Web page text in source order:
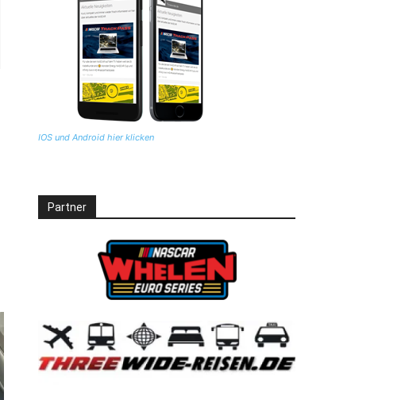
IOS und Android hier klicken
Partner